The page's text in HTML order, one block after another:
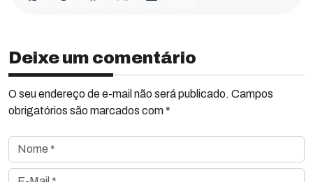
Deixe um comentário
O seu endereço de e-mail não será publicado. Campos
obrigatórios são marcados com *
Nome *
E-Mail *